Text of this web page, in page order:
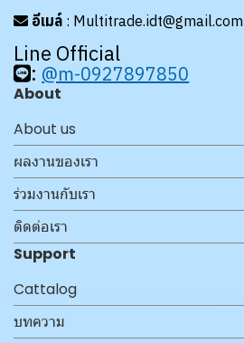
อีเมล์ : Multitrade.idt@gmail.com
Line Official
: @m-0927897850
About
About us
ผลงานของเรา
ร่วมงานกับเรา
ติดต่อเรา
Support
Cattalog
บทความ